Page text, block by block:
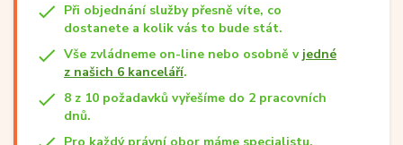
Při objednání služby přesně víte, co
dostanete a kolik vás to bude stát.
Vše zvládneme on-line nebo osobně v jedné
z našich 6 kanceláří.
8 z 10 požadavků vyřešíme do 2 pracovních
dnů.
Pro každý právní obor máme specialistu.